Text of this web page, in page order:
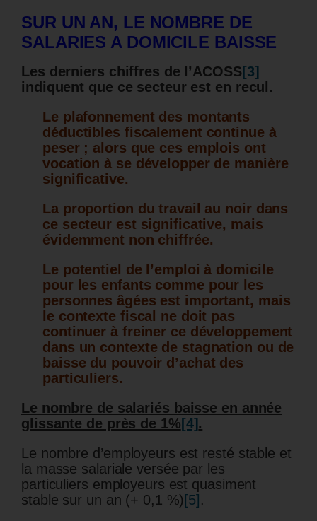
SUR UN AN, LE NOMBRE DE
SALARIES A DOMICILE BAISSE
Les derniers chiffres de l’ACOSS [3]
indiquent que ce secteur est en recul.
Le plafonnement des montants
déductibles fiscalement continue à
peser ; alors que ces emplois ont
vocation à se développer de manière
significative.
La proportion du travail au noir dans
ce secteur est significative, mais
évidemment non chiffrée.
Le potentiel de l’emploi à domicile
pour les enfants comme pour les
personnes âgées est important, mais
le contexte fiscal ne doit pas
continuer à freiner ce développement
dans un contexte de stagnation ou de
baisse du pouvoir d’achat des
particuliers.
Le nombre de salariés baisse en année
glissante de près de 1% [4].
Le nombre d’employeurs est resté stable et
la masse salariale versée par les
particuliers employeurs est quasiment
stable sur un an (+ 0,1 %) [5] .